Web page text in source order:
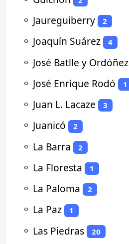
⚬ Jaureguiberry 2
⚬ Joaquín Suárez 4
⚬ José Batlle y Ordóñez
⚬ José Enrique Rodó 1
⚬ Juan L. Lacaze 3
⚬ Juanicó 2
⚬ La Barra 2
⚬ La Floresta 1
⚬ La Paloma 2
⚬ La Paz 1
⚬ Las Piedras 20